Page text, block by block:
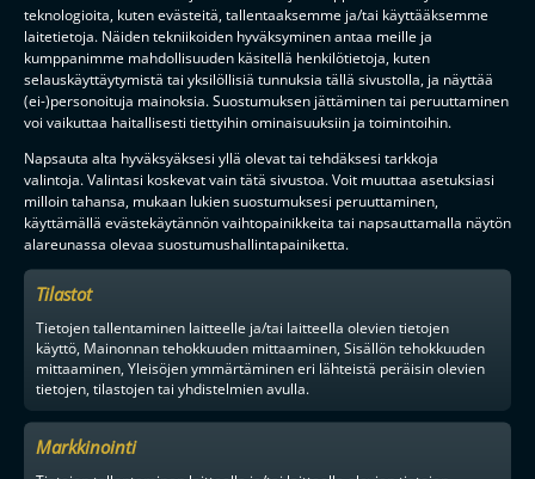
teknologioita, kuten evästeitä, tallentaaksemme ja/tai käyttääksemme
laitetietoja. Näiden tekniikoiden hyväksyminen antaa meille ja
kumppanimme mahdollisuuden käsitellä henkilötietoja, kuten
selauskäyttäytymistä tai yksilöllisiä tunnuksia tällä sivustolla, ja näyttää
(ei-)personoituja mainoksia. Suostumuksen jättäminen tai peruuttaminen
voi vaikuttaa haitallisesti tiettyihin ominaisuuksiin ja toimintoihin.
Napsauta alta hyväksyäksesi yllä olevat tai tehdäksesi tarkkoja
valintoja. Valintasi koskevat vain tätä sivustoa. Voit muuttaa asetuksiasi
milloin tahansa, mukaan lukien suostumuksesi peruuttaminen,
käyttämällä evästekäytännön vaihtopainikkeita tai napsauttamalla näytön
alareunassa olevaa suostumushallintapainiketta.
Tilastot
Tietojen tallentaminen laitteelle ja/tai laitteella olevien tietojen
käyttö, Mainonnan tehokkuuden mittaaminen, Sisällön tehokkuuden
mittaaminen, Yleisöjen ymmärtäminen eri lähteistä peräisin olevien
tietojen, tilastojen tai yhdistelmien avulla.
Markkinointi
TILAA
F-LIIGANKUMPPANIT